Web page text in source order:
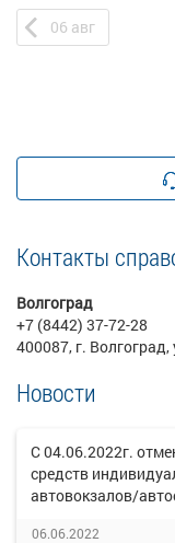
06 авг
Контакты
Волгоград
+7 (8442) 37-72-28
400087, г.
Новости
С 04.06.2022г.
средств
автовокзалов/
06.06.2022